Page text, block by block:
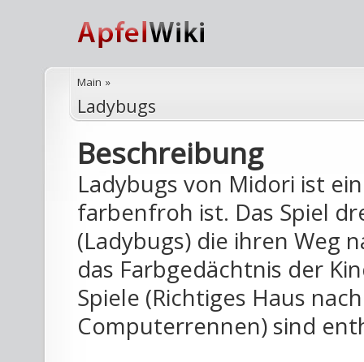
Main »
Ladybugs
Beschreibung
Ladybugs von Midori ist
farbenfroh ist. Das Spiel
(Ladybugs) die ihren Weg
das Farbgedächtnis der
Spiele (Richtiges Haus
Computerrennen) sind